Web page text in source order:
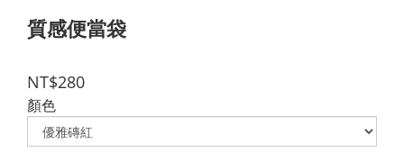
質感便當袋
NT$280
顏色